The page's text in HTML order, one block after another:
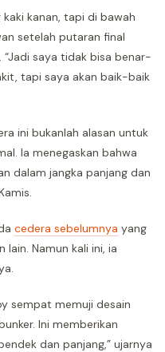
kaki kanan, tapi di bawah
setelah putaran final
saya tidak bisa benar-
tapi saya akan baik-baik
ini bukanlah alasan untuk
Ia menegaskan bahwa
dalam jangka panjang dan
cedera sebelumnya yang
Namun kali ini, ia
sempat memuji desain
Ini memberikan
dan panjang,” ujarnya